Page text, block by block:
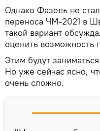
Однако Фазель не
переноса ЧМ-2021 в
такой вариант
оценить возможность
Этим будут
Но уже сейчас ясно,
очень сложно.